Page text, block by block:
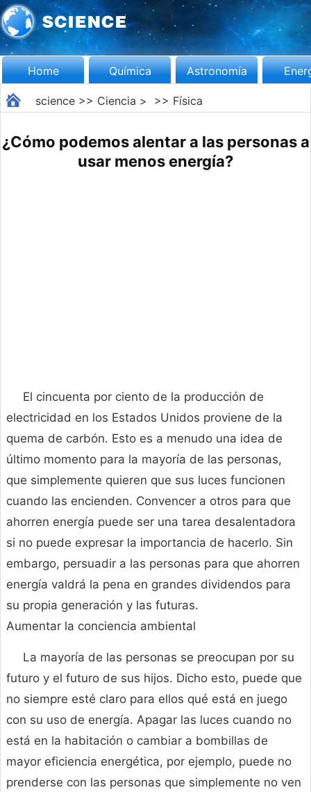
Home Química Astronomía
science>> Ciencia > >> Física
¿Cómo podemos alentar a las personas a
usar menos energía?
El cincuenta por ciento de la producción de
electricidad en los Estados Unidos proviene de la
quema de carbón. Esto es a menudo una idea de
último momento para la mayoría de las personas,
que simplemente quieren que sus luces funcionen
cuando las encienden. Convencer a otros para que
ahorren energía puede ser una tarea desalentadora
si no puede expresar la importancia de hacerlo. Sin
embargo, persuadir a las personas para que ahorren
energía valdrá la pena en grandes dividendos para
su propia generación y las futuras.
Aumentar la conciencia ambiental
La mayoría de las personas se preocupan por su
futuro y el futuro de sus hijos. Dicho esto, puede que
no siempre esté claro para ellos qué está en juego
con su uso de energía. Apagar las luces cuando no
está en la habitación o cambiar a bombillas de
mayor eficiencia energética, por ejemplo, puede no
prenderse con las personas que simplemente no ven